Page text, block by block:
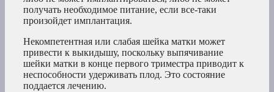
получать необходимое питание, если все-таки
произойдет имплантация.
Некомпетентная или слабая шейка матки может
привести к выкидышу, поскольку выпячивание
шейки матки в конце первого триместра приводит к
неспособности удерживать плод. Это состояние
поддается лечению.